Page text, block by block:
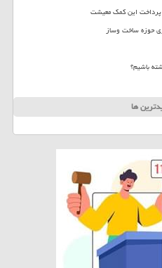
پرداخت این کمک معیشت
باشیم؟
ها